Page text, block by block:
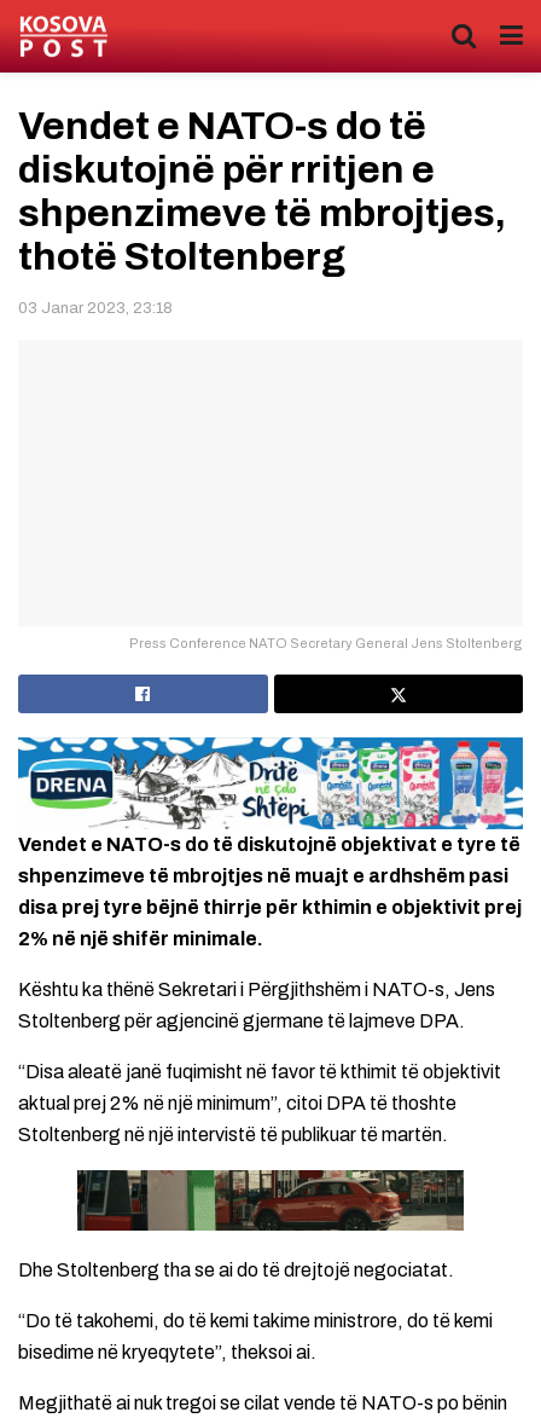
Vendet e NATO-s do të
diskutojnë për rritjen e
shpenzimeve të mbrojtjes,
thotë Stoltenberg
03 Janar 2023, 23:18
Press Conference NATO Secretary General Jens Stoltenberg
Vendet e NATO-s do të diskutojnë objektivat e tyre të
shpenzimeve të mbrojtjes në muajt e ardhshëm pasi
disa prej tyre bëjnë thirrje për kthimin e objektivit prej
2% në një shifër minimale.
Kështu ka thënë Sekretari i Përgjithshëm i NATO-s, Jens
Stoltenberg për agjencinë gjermane të lajmeve DPA.
“Disa aleatë janë fuqimisht në favor të kthimit të objektivit
aktual prej 2% në një minimum”, citoi DPA të thoshte
Stoltenberg në një intervistë të publikuar të martën.
Dhe Stoltenberg tha se ai do të drejtojë negociatat.
“Do të takohemi, do të kemi takime ministrore, do të kemi
bisedime në kryeqytete”, theksoi ai.
Megjithatë ai nuk tregoi se cilat vende të NATO-s po bënin